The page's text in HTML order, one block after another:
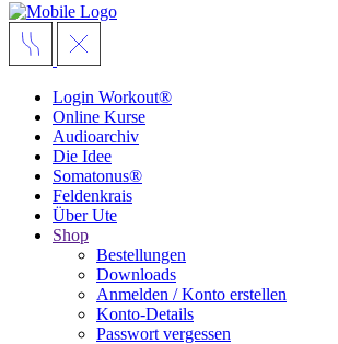
Login Workout®
Online Kurse
Audioarchiv
Die Idee
Somatonus®
Feldenkrais
Über Ute
Shop
Bestellungen
Downloads
Anmelden / Konto erstellen
Konto-Details
Passwort vergessen